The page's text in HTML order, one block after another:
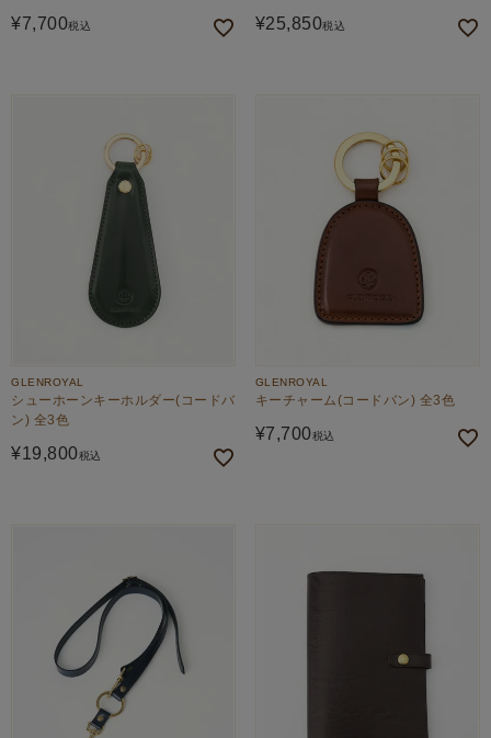
¥7,700税込 ¥25,850税込
GLENROYAL
シューホーンキーホルダー(コードバ
ン) 全3色
¥19,800税込
GLENROYAL
キーチャーム(コードバン) 全3色
¥7,700税込